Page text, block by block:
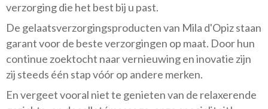
verzorging die het best bij u past.
De gelaatsverzorgingsproducten van Mila d'Opiz staan
garant voor de beste verzorgingen op maat. Door hun
continue zoektocht naar vernieuwing en inovatie zijn
zij steeds één stap vóór op andere merken.
En vergeet vooral niet te genieten van de relaxerende